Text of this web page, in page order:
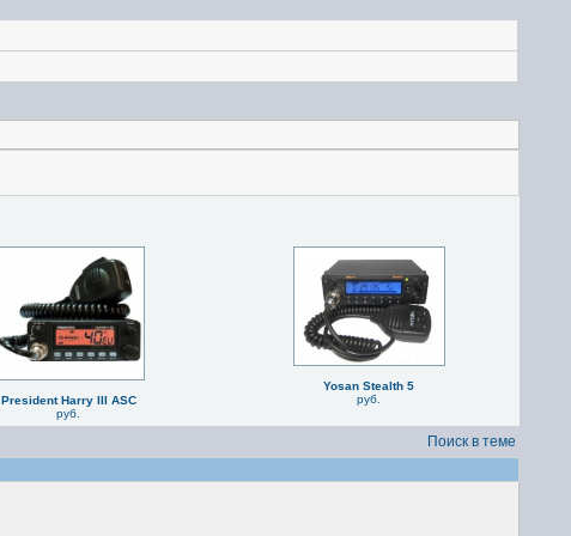
President Harry III ASC
руб.
Yosan Stealth 5
руб.
Поиск в теме